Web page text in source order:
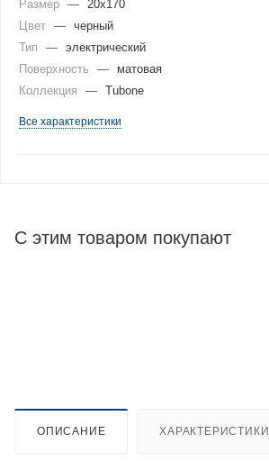
Размер —
20x170
Цвет — черный
Тип
— электрический
Поверхность
—
матовая
Коллекция
— Tubone
Все характеристики
С этим товаром покупают
ОПИСАНИЕ ХАРАКТЕРИСТИКИ